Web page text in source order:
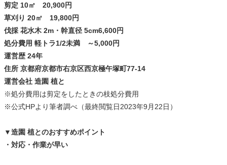
剪定 10㎡ 20,900円
草刈り 20㎡ 19,800円
伐採 花水木 2m・幹直径 5cm6,600円
処分費用 軽トラ1/2未満 ～5,000円
運営歴 24年
住所 京都府京都市右京区西京極午塚町77-14
運営会社 造園 植と
※処分費用は剪定をしたときの枝処分費用
※公式HPより筆者調べ（最終閲覧日2023年9月22日）
▼造園 植とのおすすめポイント
・対応・作業が早い